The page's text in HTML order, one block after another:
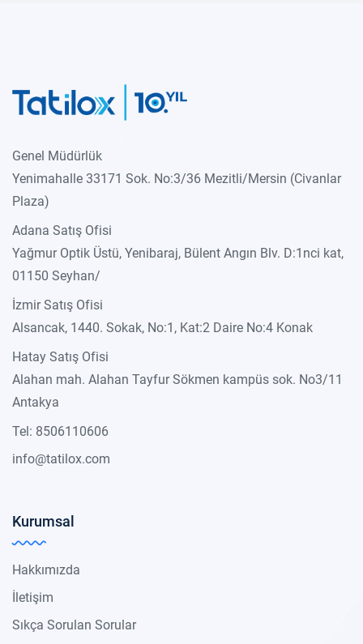
Genel Müdürlük
Yenimahalle 33171 Sok. No:3/36 Mezitli/Mersin (Civanlar
Plaza)
Adana Satış Ofisi
Yağmur Optik Üstü, Yenibaraj, Bülent Angın Blv. D:1nci kat,
01150 Seyhan/
İzmir Satış Ofisi
Alsancak, 1440. Sokak, No:1, Kat:2 Daire No:4 Konak
Hatay Satış Ofisi
Alahan mah. Alahan Tayfur Sökmen kampüs sok. No3/11
Antakya
Tel: 8506110606
info@tatilox.com
Kurumsal
Hakkımızda
İletişim
Sıkça Sorulan Sorular